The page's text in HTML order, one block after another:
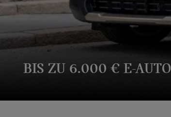
BIS ZU 6.000 € E-